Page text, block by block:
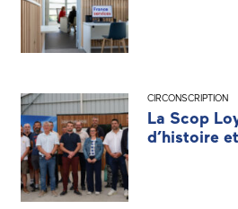
CIRCONSCRIPTION
La Scop
d’histoire